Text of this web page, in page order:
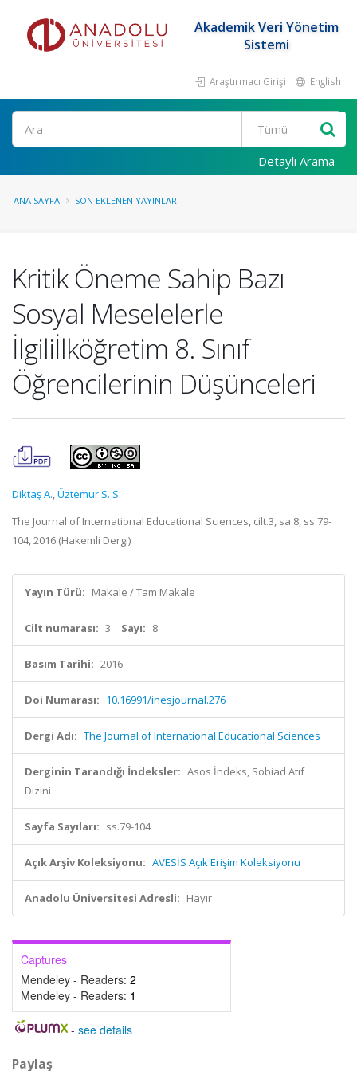
Akademik Veri Yönetim
Sistemi
Araştırmacı Girişi English
Ara
Detaylı Arama
ANA SAYFA SON EKLENEN YAYINLAR
Kritik Öneme Sahip Bazı
Sosyal Meselelerle
İlgiliİlköğretim 8. Sınıf
Öğrencilerinin Düşünceleri
Diktaş A.,Üztemur S. S.
The Journal of International Educational Sciences, cilt.3, sa.8, ss.79-
104, 2016 (Hakemli Dergi)
Yayın Türü: Makale / Tam Makale
Cilt numarası: 3 Sayı: 8
Basım Tarihi: 2016
Doi Numarası: 10.16991/inesjournal.276
Dergi Adı: The Journal of International Educational Sciences
Derginin Tarandığı İndeksler: Asos İndeks, Sobiad Atıf
Dizini
Sayfa Sayıları: ss.79-104
Açık Arşiv Koleksiyonu: AVESİS Açık Erişim Koleksiyonu
Anadolu Üniversitesi Adresli: Hayır
Captures
Mendeley - Readers: 2
Mendeley - Readers: 1
- see details
Paylaş